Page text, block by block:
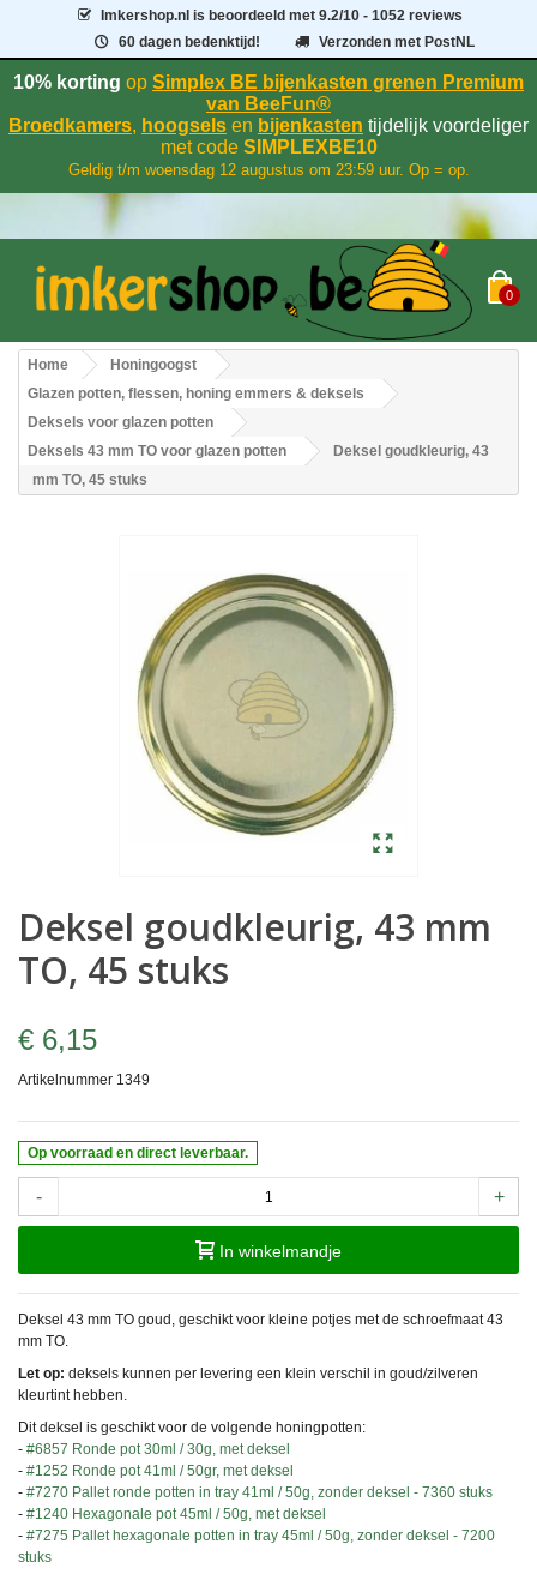
Imkershop.nl is beoordeeld met9.2/10 - 1052 reviews
60 dagen bedenktijd!
Verzonden met PostNL
10% korting op Simplex BE bijenkasten grenen Premium
van BeeFun®
Broedkamers, hoogsels en bijenkasten tijdelijk voordeliger
met codeSIMPLEXBE10
Geldig t/m woensdag 12 augustus om 23:59 uur. Op = op.
0
Home
Honingoogst
Glazen potten, flessen, honing emmers & deksels
Deksels voor glazen potten
Deksels 43 mm TO voor glazen potten
Deksel goudkleurig, 43
mm TO, 45 stuks
Deksel goudkleurig, 43 mm
TO, 45 stuks
€ 6,15
Artikelnummer 1349
Op voorraad en direct leverbaar.
- +
In winkelmandje
Deksel 43 mm TO goud, geschikt voor kleine potjes met de schroefmaat 43
mm TO.
Let op: deksels kunnen per levering een klein verschil in goud/zilveren
kleurtint hebben.
Dit deksel is geschikt voor de volgende honingpotten:
- #6857 Ronde pot 30ml / 30g, met deksel
- #1252 Ronde pot 41ml / 50gr, met deksel
- #7270 Pallet ronde potten in tray 41ml / 50g, zonder deksel - 7360 stuks
- #1240 Hexagonale pot 45ml / 50g, met deksel
- #7275 Pallet hexagonale potten in tray 45ml / 50g, zonder deksel - 7200
stuks